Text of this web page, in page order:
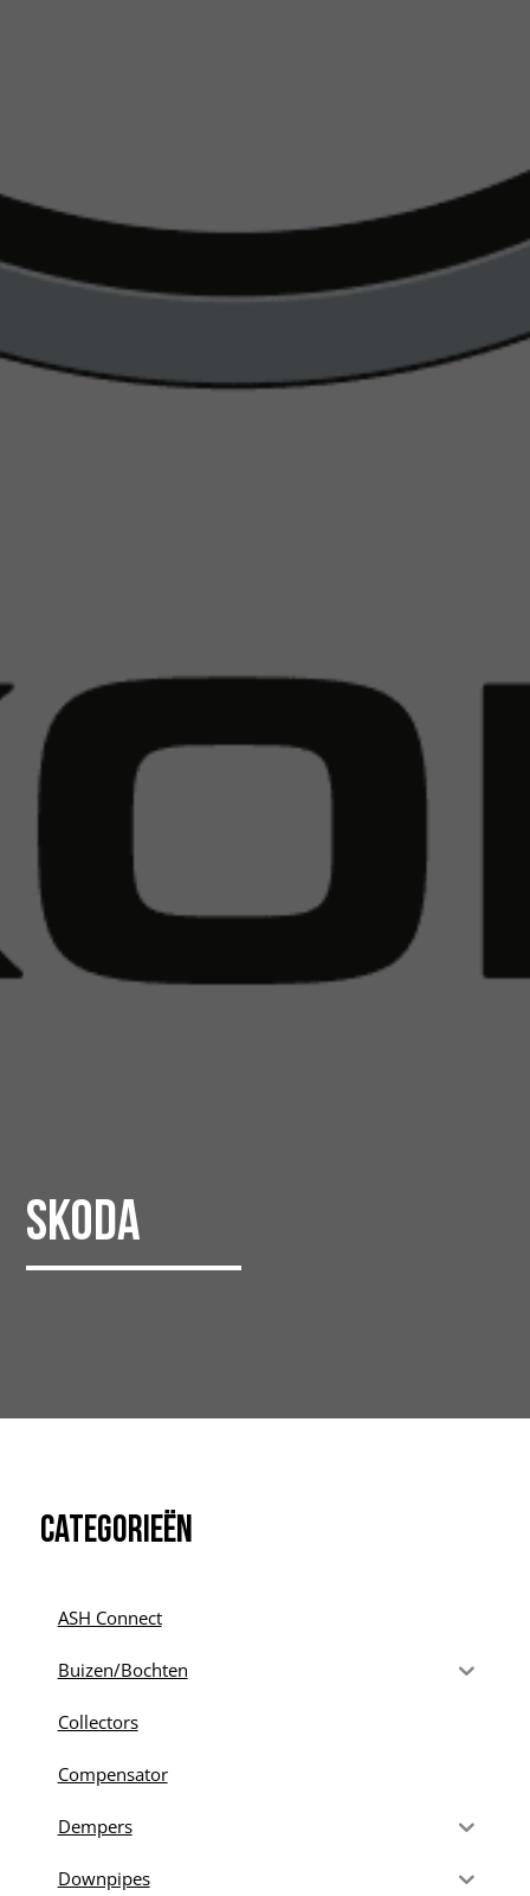
Skoda
Categorieën
ASH Connect
Buizen/Bochten
Collectors
Compensator
Dempers
Downpipes